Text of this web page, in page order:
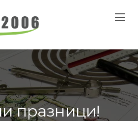
празници!